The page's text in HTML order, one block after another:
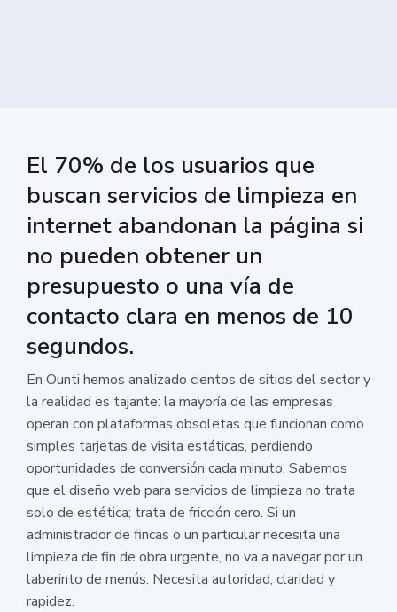
El 70% de los usuarios que
buscan servicios de limpieza en
internet abandonan la página si
no pueden obtener un
presupuesto o una vía de
contacto clara en menos de 10
segundos.
En Ounti hemos analizado cientos de sitios del sector y
la realidad es tajante: la mayoría de las empresas
operan con plataformas obsoletas que funcionan como
simples tarjetas de visita estáticas, perdiendo
oportunidades de conversión cada minuto. Sabemos
que el diseño web para servicios de limpieza no trata
solo de estética; trata de fricción cero. Si un
administrador de fincas o un particular necesita una
limpieza de fin de obra urgente, no va a navegar por un
laberinto de menús. Necesita autoridad, claridad y
rapidez.